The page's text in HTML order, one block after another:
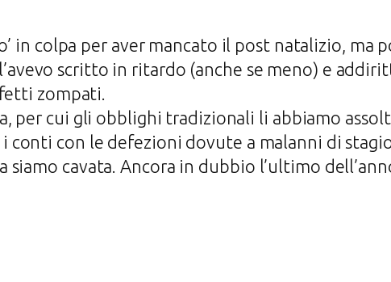
in colpa per aver mancato il post natalizio, ma
l’avevo scritto in ritardo (anche se meno) e
zompati.
per cui gli obblighi tradizionali li abbiamo
i conti con le defezioni dovute a malanni di
cavata. Ancora in dubbio l’ultimo